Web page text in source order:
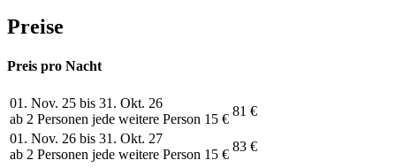
Preise
Preis pro Nacht
01. Nov. 25 bis 31. Okt. 26
ab 2 Personen jede weitere Person 15 €
81 €
01. Nov. 26 bis 31. Okt. 27
ab 2 Personen jede weitere Person 15 €
83 €